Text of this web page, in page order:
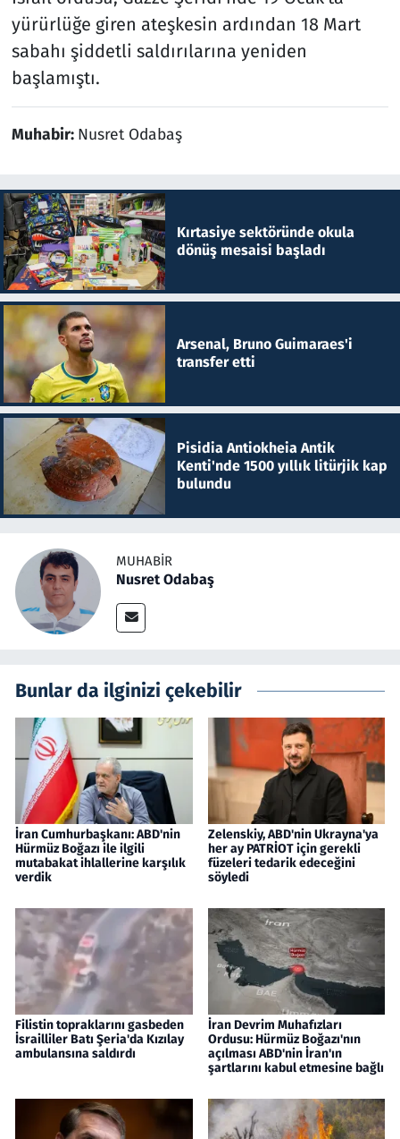
yürürlüğe giren ateşkesin ardından 18 Mart
sabahı şiddetli saldırılarına yeniden
başlamıştı.
Muhabir: Nusret Odabaş
Kırtasiye sektöründe okula
dönüş mesaisi başladı
Arsenal, Bruno Guimaraes'i
transfer etti
Pisidia Antiokheia Antik
Kenti'nde 1500 yıllık litürjik kap
bulundu
MUHABIR
Nusret Odabaş
Bunlar da ilginizi çekebilir
İran Cumhurbaşkanı: ABD'nin
Hürmüz Boğazı ile ilgili
mutabakat ihlallerine karşılık
verdik
Zelenskiy, ABD'nin Ukrayna'ya
her ay PATRİOT için gerekli
füzeleri tedarik edeceğini
söyledi
Filistin topraklarını gasbeden
İsrailliler Batı Şeria'da Kızılay
ambulansına saldırdı
İran Devrim Muhafızları
Ordusu: Hürmüz Boğazı'nın
açılması ABD'nin İran'ın
şartlarını kabul etmesine bağlı